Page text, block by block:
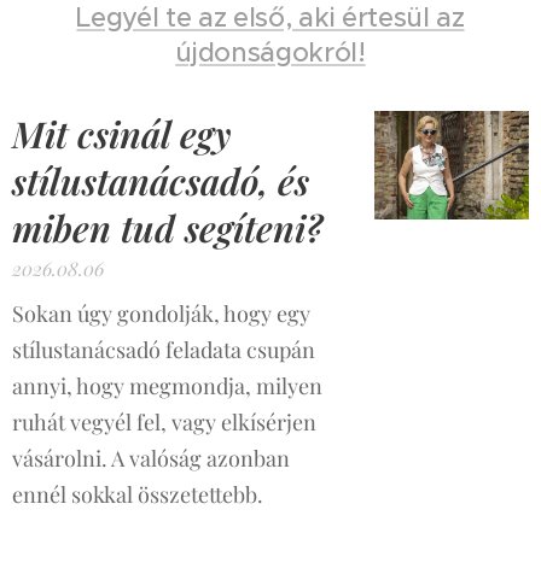
Legyél te az első, aki értesül az
újdonságokról!
Mit csinál egy
stílustanácsadó, és
miben tud segíteni?
2026.08.06
Sokan úgy gondolják, hogy egy
stílustanácsadó feladata csupán
annyi, hogy megmondja, milyen
ruhát vegyél fel, vagy elkísérjen
vásárolni. A valóság azonban
ennél sokkal összetettebb.